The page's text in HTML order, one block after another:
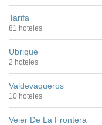
Tarifa
81 hoteles
Ubrique
2 hoteles
Valdevaqueros
10 hoteles
Vejer De La Frontera